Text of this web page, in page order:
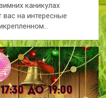
каникулах
на интересные